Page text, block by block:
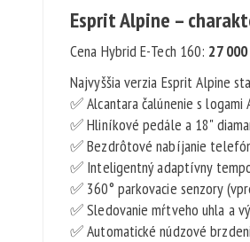
Esprit Alpine –
Cena Hybrid E-Tech 160: 27
Najvyššia verzia Esprit Alpine
✅ Alcantara čalúnenie s logami
✅ Hliníkové pedále a 18"
✅ Bezdrôtové nabíjanie
✅ Inteligentný adaptívny
✅ 360° parkovacie senzory
✅ Sledovanie mŕtveho uhla a
✅ Automatické núdzové